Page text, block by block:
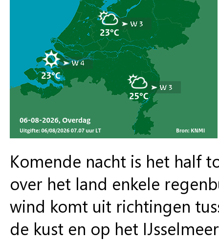
Komende nacht is het half
over het land enkele
wind komt uit richtingen
de kust en op het